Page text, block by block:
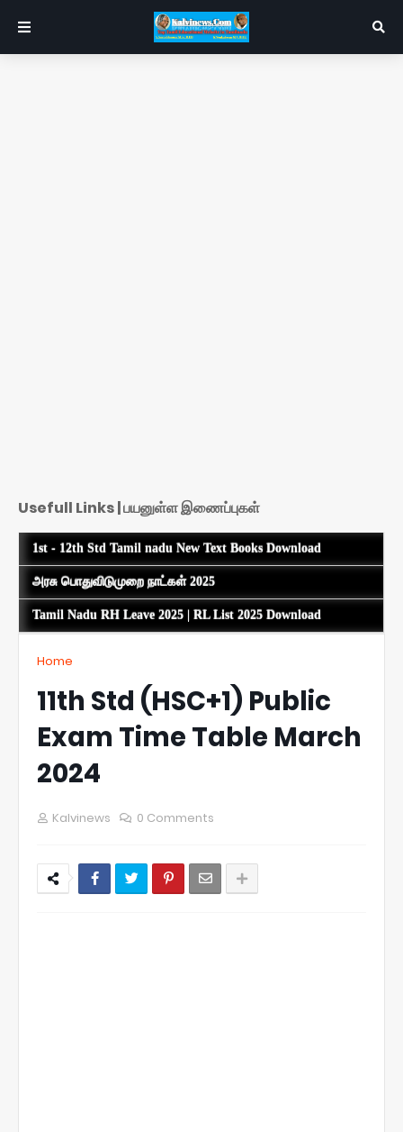
Usefull Links | பயனுள்ள இணைப்புகள்
1st - 12th Std Tamil nadu New Text Books Download
அரசு பொதுவிடுமுறை நாட்கள் 2025
Tamil Nadu RH Leave 2025 | RL List 2025 Download
Home
11th Std (HSC+1) Public
Exam Time Table March
2024
Kalvinews 0 Comments